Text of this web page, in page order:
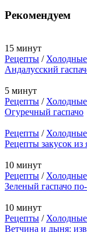
Рекомендуем
15 минут
Рецепты /
Андалусский
5 минут
Рецепты /
Огуречный гаспачо
Рецепты /
Рецепты закусок из
10 минут
Рецепты /
Зеленый гаспачо
10 минут
Рецепты /
Ветчина и дыня: